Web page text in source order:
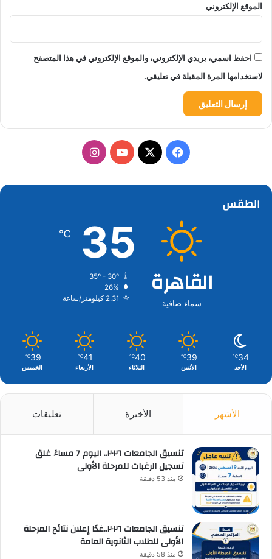
الموقع الإلكتروني
احفظ اسمي، بريدي الإلكتروني، والموقع الإلكتروني في هذا المتصفح
لاستخدامها المرة المقبلة في تعليقي.
فيسبوك
‫X
‫YouTubeانستقرام
الطقس
القاهرة
سماء صافية
35
℃
26%
2.31 كيلومتر/ساعة
34
℃
الأحد
39
℃
الأثنين
40
℃
الثلاثاء
41
℃
الأربعاء
39
℃
الخميس
الأشهر الأخيرة تعليقات
تنسيق الجامعات ٢٠٢٦.. اليوم 7 مساءً غلق
تسجيل الرغبات للمرحلة الأولى
منذ 53 دقيقة
تنسيق الجامعات ٢٠٢٦..غدًا إعلان نتائج المرحلة
الأولى للطلاب الثانوية العامة
منذ 58 دقيقة